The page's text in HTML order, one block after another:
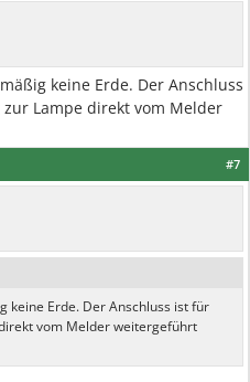
keine Erde. Der Anschluss
Lampe direkt vom Melder
#7
keine Erde. Der Anschluss ist für
vom Melder weitergeführt